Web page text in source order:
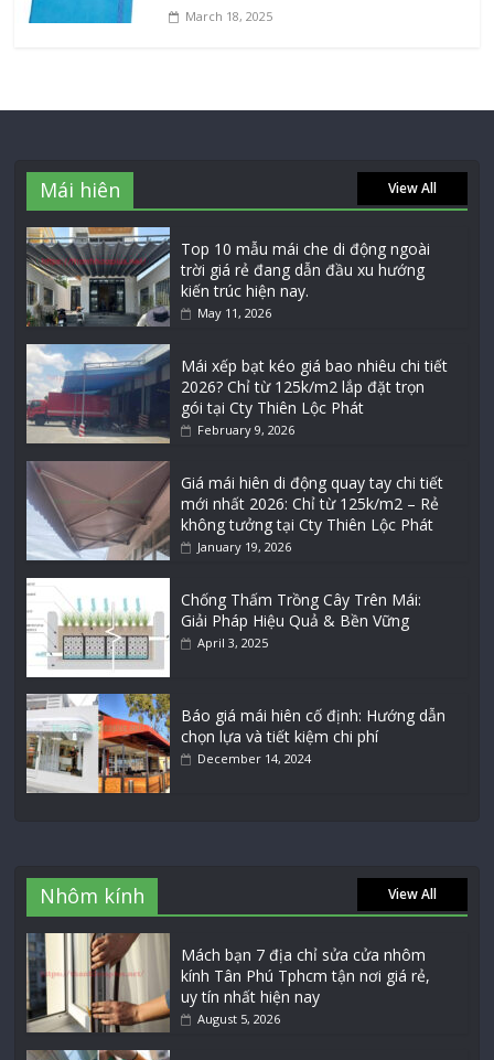
March 18, 2025
Mái hiên View All
Top 10 mẫu mái che di động ngoài
trời giá rẻ đang dẫn đầu xu hướng
kiến trúc hiện nay.
May 11, 2026
Mái xếp bạt kéo giá bao nhiêu chi tiết
2026? Chỉ từ 125k/m2 lắp đặt trọn
gói tại Cty Thiên Lộc Phát
February 9, 2026
Giá mái hiên di động quay tay chi tiết
mới nhất 2026: Chỉ từ 125k/m2 – Rẻ
không tưởng tại Cty Thiên Lộc Phát
January 19, 2026
Chống Thấm Trồng Cây Trên Mái:
Giải Pháp Hiệu Quả & Bền Vững
April 3, 2025
Báo giá mái hiên cố định: Hướng dẫn
chọn lựa và tiết kiệm chi phí
December 14, 2024
Nhôm kính View All
Mách bạn 7 địa chỉ sửa cửa nhôm
kính Tân Phú Tphcm tận nơi giá rẻ,
uy tín nhất hiện nay
August 5, 2026